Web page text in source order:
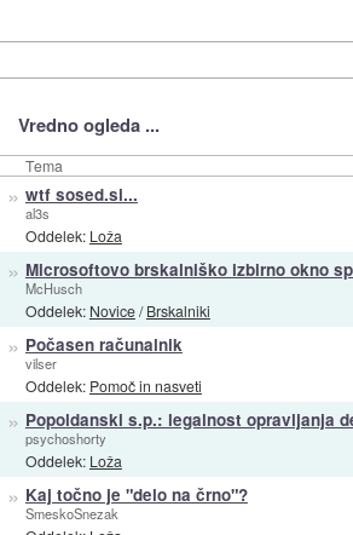
Vredno ogleda ...
Tema
» wtf sosed.si...
al3s
Oddelek: Loža
» Microsoftovo brskalniško izbirno okno
McHusch
Oddelek: Novice/Brskalniki
» Počasen računalnik
vilser
Oddelek: Pomoč in nasveti
» Popoldanski s.p.: legalnost opravljanja
psychoshorty
Oddelek: Loža
» Kaj točno je "delo na črno"?
SmeskoSnezak